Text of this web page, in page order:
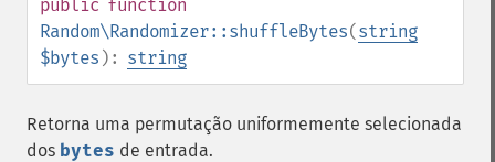
public function
Random\Randomizer::shuffleBytes(string
$bytes ): string
Retorna uma permutação uniformemente selecionada
dos bytes de entrada.